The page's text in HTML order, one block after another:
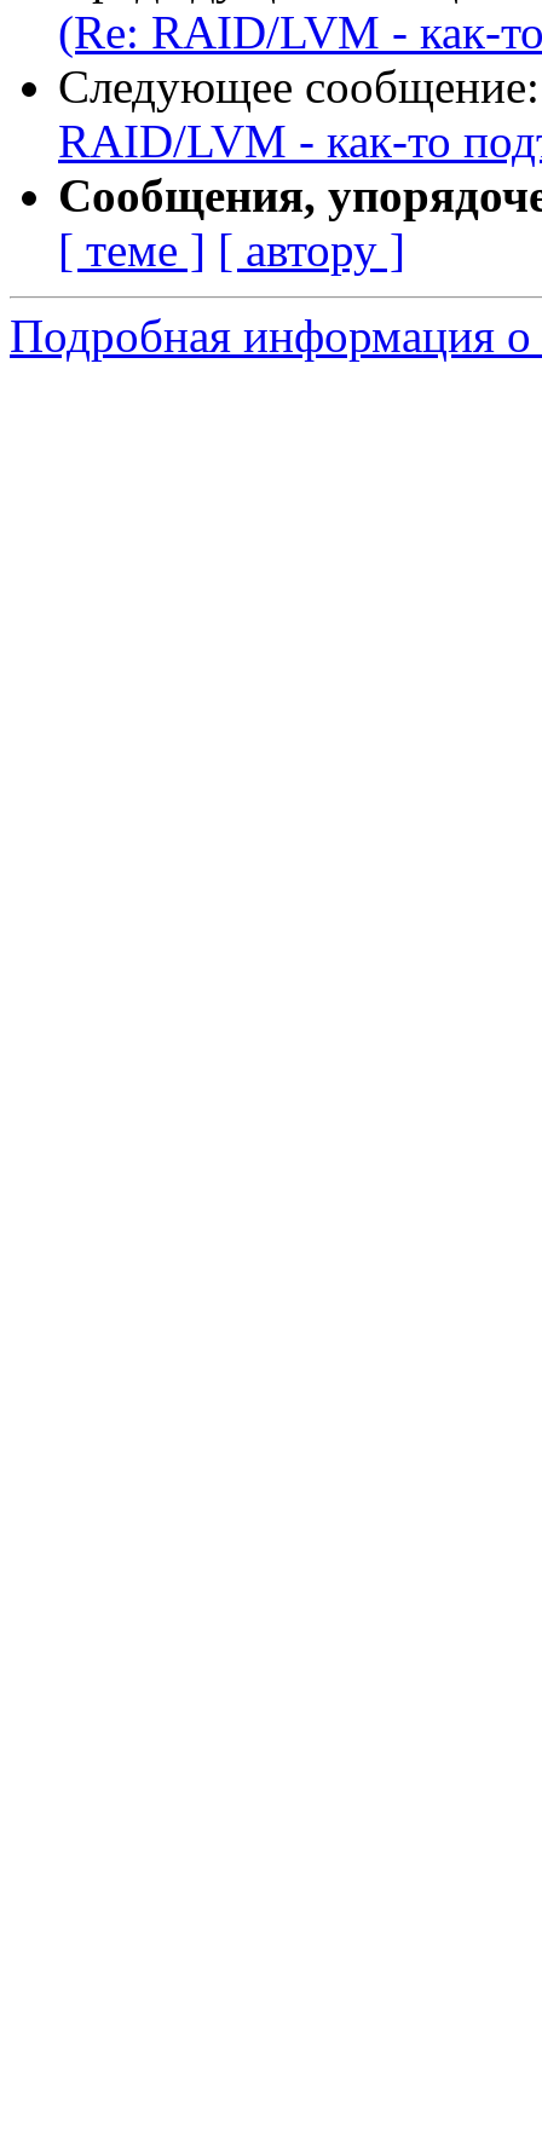
(Re: RAID/LVM - как-
Следующее
RAID/LVM - как-то
Сообщения,
[ теме ] [ автору ]
Подробная информация о